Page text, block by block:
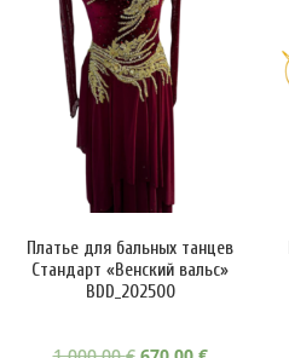
Платье для бальных танцев
Стандарт «Венский вальс»
BDD_202500